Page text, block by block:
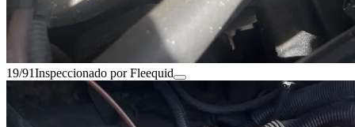
19/91Inspeccionado por Fleequid